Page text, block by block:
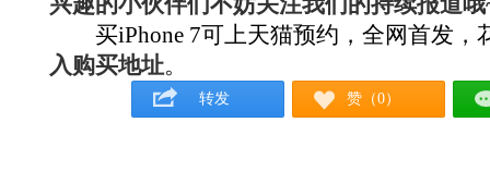
买iPhone 7可上天猫预约，全网首发，
入购买地址。
转发 赞（0）